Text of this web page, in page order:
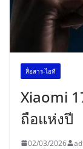
สื่อสาร-ไอที
Xiaomi
ถือแห่งปี
02/03/2026